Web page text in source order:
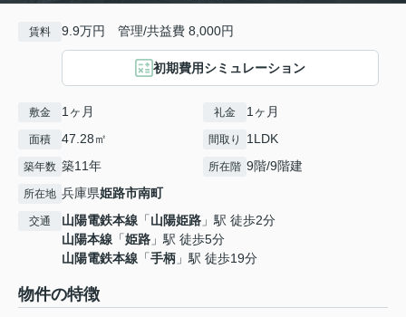
賃料 9.9万円 管理/共益費 8,000円
初期費用シミュレーション
敷金 1ヶ月 礼金 1ヶ月
面積 47.28㎡ 間取り 1LDK
築年数 築11年 所在階 9階/9階建
所在地 兵庫県姫路市南町
交通 山陽電鉄本線 「山陽姫路 」駅 徒歩2分
山陽本線 「姫路 」駅 徒歩5分
山陽電鉄本線 「手柄 」駅 徒歩19分
物件の特徴